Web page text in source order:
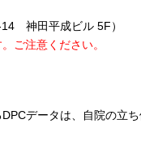
14 神田平成ビル 5F）
ご注意ください。
データは、自院の立